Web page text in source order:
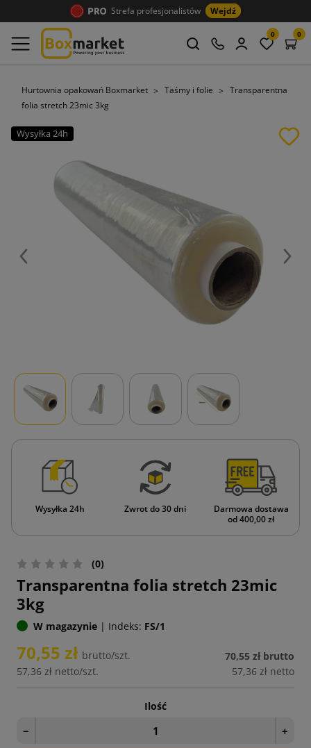
Strefa profesjonalistów Wejdź
0 0
Hurtownia opakowań Boxmarket Taśmy i folie
Transparentna
folia stretch 23mic 3kg
Wysyłka 24h
Poprzedni
Wysyłka 24h Zwrot do 30 dni
Darmowa dostawa
od 400,00 zł
(0)
Transparentna folia stretch 23mic
3kg
W magazynie | Indeks: FS/1
70,55 zł brutto/szt.
57,36 zł netto/szt.
70,55 zł brutto
57,36 zł netto
Ilość
− +